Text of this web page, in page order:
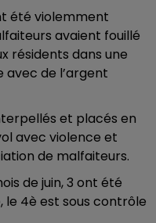
été violemment
avaient fouillé
résidents dans une
de l’argent
et placés en
avec violence et
de malfaiteurs.
de juin, 3 ont été
le 4è est sous contrôle